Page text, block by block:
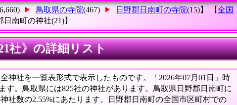
鳥取県の寺院(467) 日野郡日南町の寺院(15)】 【全国
日南町の神社(21)】
社》の詳細リスト
神社を一覧表形式で表示したものです。「2026年07月01日」時
す。鳥取県には825社の神社があります。鳥取県日野郡日南町に
社数の2.55%にあたります。日野郡日南町の全国市区町村での